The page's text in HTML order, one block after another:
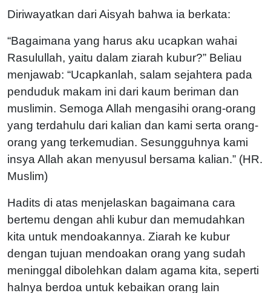
Diriwayatkan dari Aisyah bahwa ia berkata:
“Bagaimana yang harus aku ucapkan wahai
Rasulullah, yaitu dalam ziarah kubur?” Beliau
menjawab: “Ucapkanlah, salam sejahtera pada
penduduk makam ini dari kaum beriman dan
muslimin. Semoga Allah mengasihi orang-orang
yang terdahulu dari kalian dan kami serta orang-
orang yang terkemudian. Sesungguhnya kami
insya Allah akan menyusul bersama kalian.” (HR.
Muslim)
Hadits di atas menjelaskan bagaimana cara
bertemu dengan ahli kubur dan memudahkan
kita untuk mendoakannya. Ziarah ke kubur
dengan tujuan mendoakan orang yang sudah
meninggal dibolehkan dalam agama kita, seperti
halnya berdoa untuk kebaikan orang lain